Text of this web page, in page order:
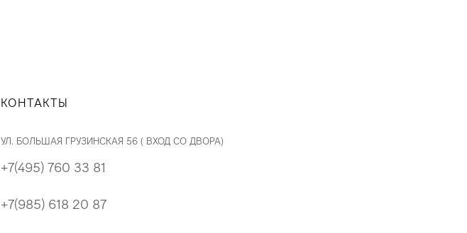
КОНТАКТЫ
УЛ. БОЛЬШАЯ ГРУЗИНСКАЯ 56 ( ВХОД СО ДВОРА)
+7(495) 760 33 81
+7(985) 618 20 87